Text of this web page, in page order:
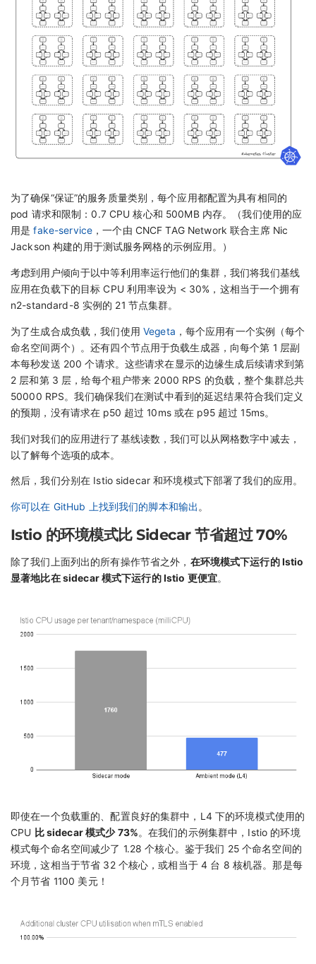
为了确保“保证”的服务质量类别，每个应用都配置为具有相同的
pod 请求和限制：0.7 CPU 核心和 500MB 内存。（我们使用的应
用是fake-service ，一个由 CNCF TAG Network 联合主席 Nic
Jackson 构建的用于测试服务网格的示例应用。）
考虑到用户倾向于以中等利用率运行他们的集群，我们将我们基线
应用在负载下的目标 CPU 利用率设为 < 30%，这相当于一个拥有
n2-standard-8 实例的 21 节点集群。
为了生成合成负载，我们使用 Vegeta ，每个应用有一个实例（每个
命名空间两个）。还有四个节点用于负载生成器，向每个第 1 层副
本每秒发送 200 个请求。这些请求在显示的边缘生成后续请求到第
2 层和第 3 层，给每个租户带来 2000 RPS 的负载，整个集群总共
50000 RPS。我们确保我们在测试中看到的延迟结果符合我们定义
的预期，没有请求在 p50 超过 10ms 或在 p95 超过 15ms。
我们对我们的应用进行了基线读数，我们可以从网格数字中减去，
以了解每个选项的成本。
然后，我们分别在 Istio sidecar 和环境模式下部署了我们的应用。
你可以在 GitHub 上找到我们的脚本和输出。
Istio 的环境模式比 Sidecar 节省超过 70%
除了我们上面列出的所有操作节省之外， 在环境模式下运行的 Istio
显著地比在 sidecar 模式下运行的 Istio 更便宜。
即使在一个负载重的、配置良好的集群中，L4 下的环境模式使用的
CPU 比 sidecar 模式少 73%。在我们的示例集群中，Istio 的环境
模式每个命名空间减少了 1.28 个核心。鉴于我们 25 个命名空间的
环境，这相当于节省 32 个核心，或相当于 4 台 8 核机器。那是每
个月节省 1100 美元！